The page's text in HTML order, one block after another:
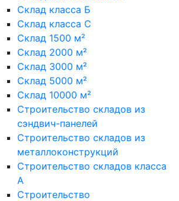
Склад класса Б
Склад класса С
Склад 1500 м²
Склад 2000 м²
Склад 3000 м²
Склад 5000 м²
Склад 10000 м²
Строительство складов из
сэндвич-панелей
Строительство складов из
металлоконструкций
Строительство складов класса
А
Строительство